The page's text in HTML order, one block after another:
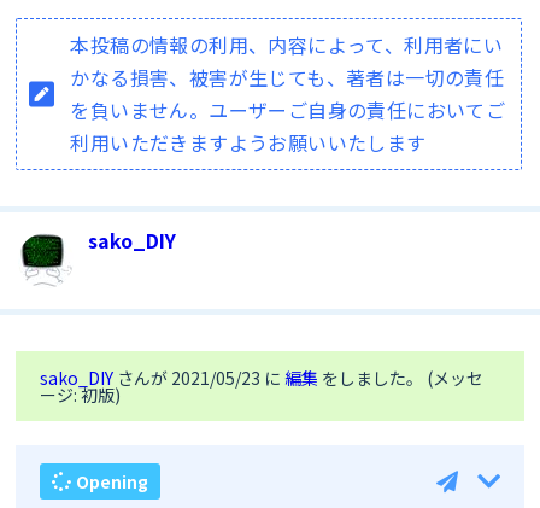
本投稿の情報の利用、内容によって、利用者にい
かなる損害、被害が生じても、著者は一切の責任
を負いません。ユーザーご自身の責任においてご
利用いただきますようお願いいたします
sako_DIY
sako_DIY さんが 2021/05/23 に編集 をしました。 (メッセ
ージ: 初版)
Opening